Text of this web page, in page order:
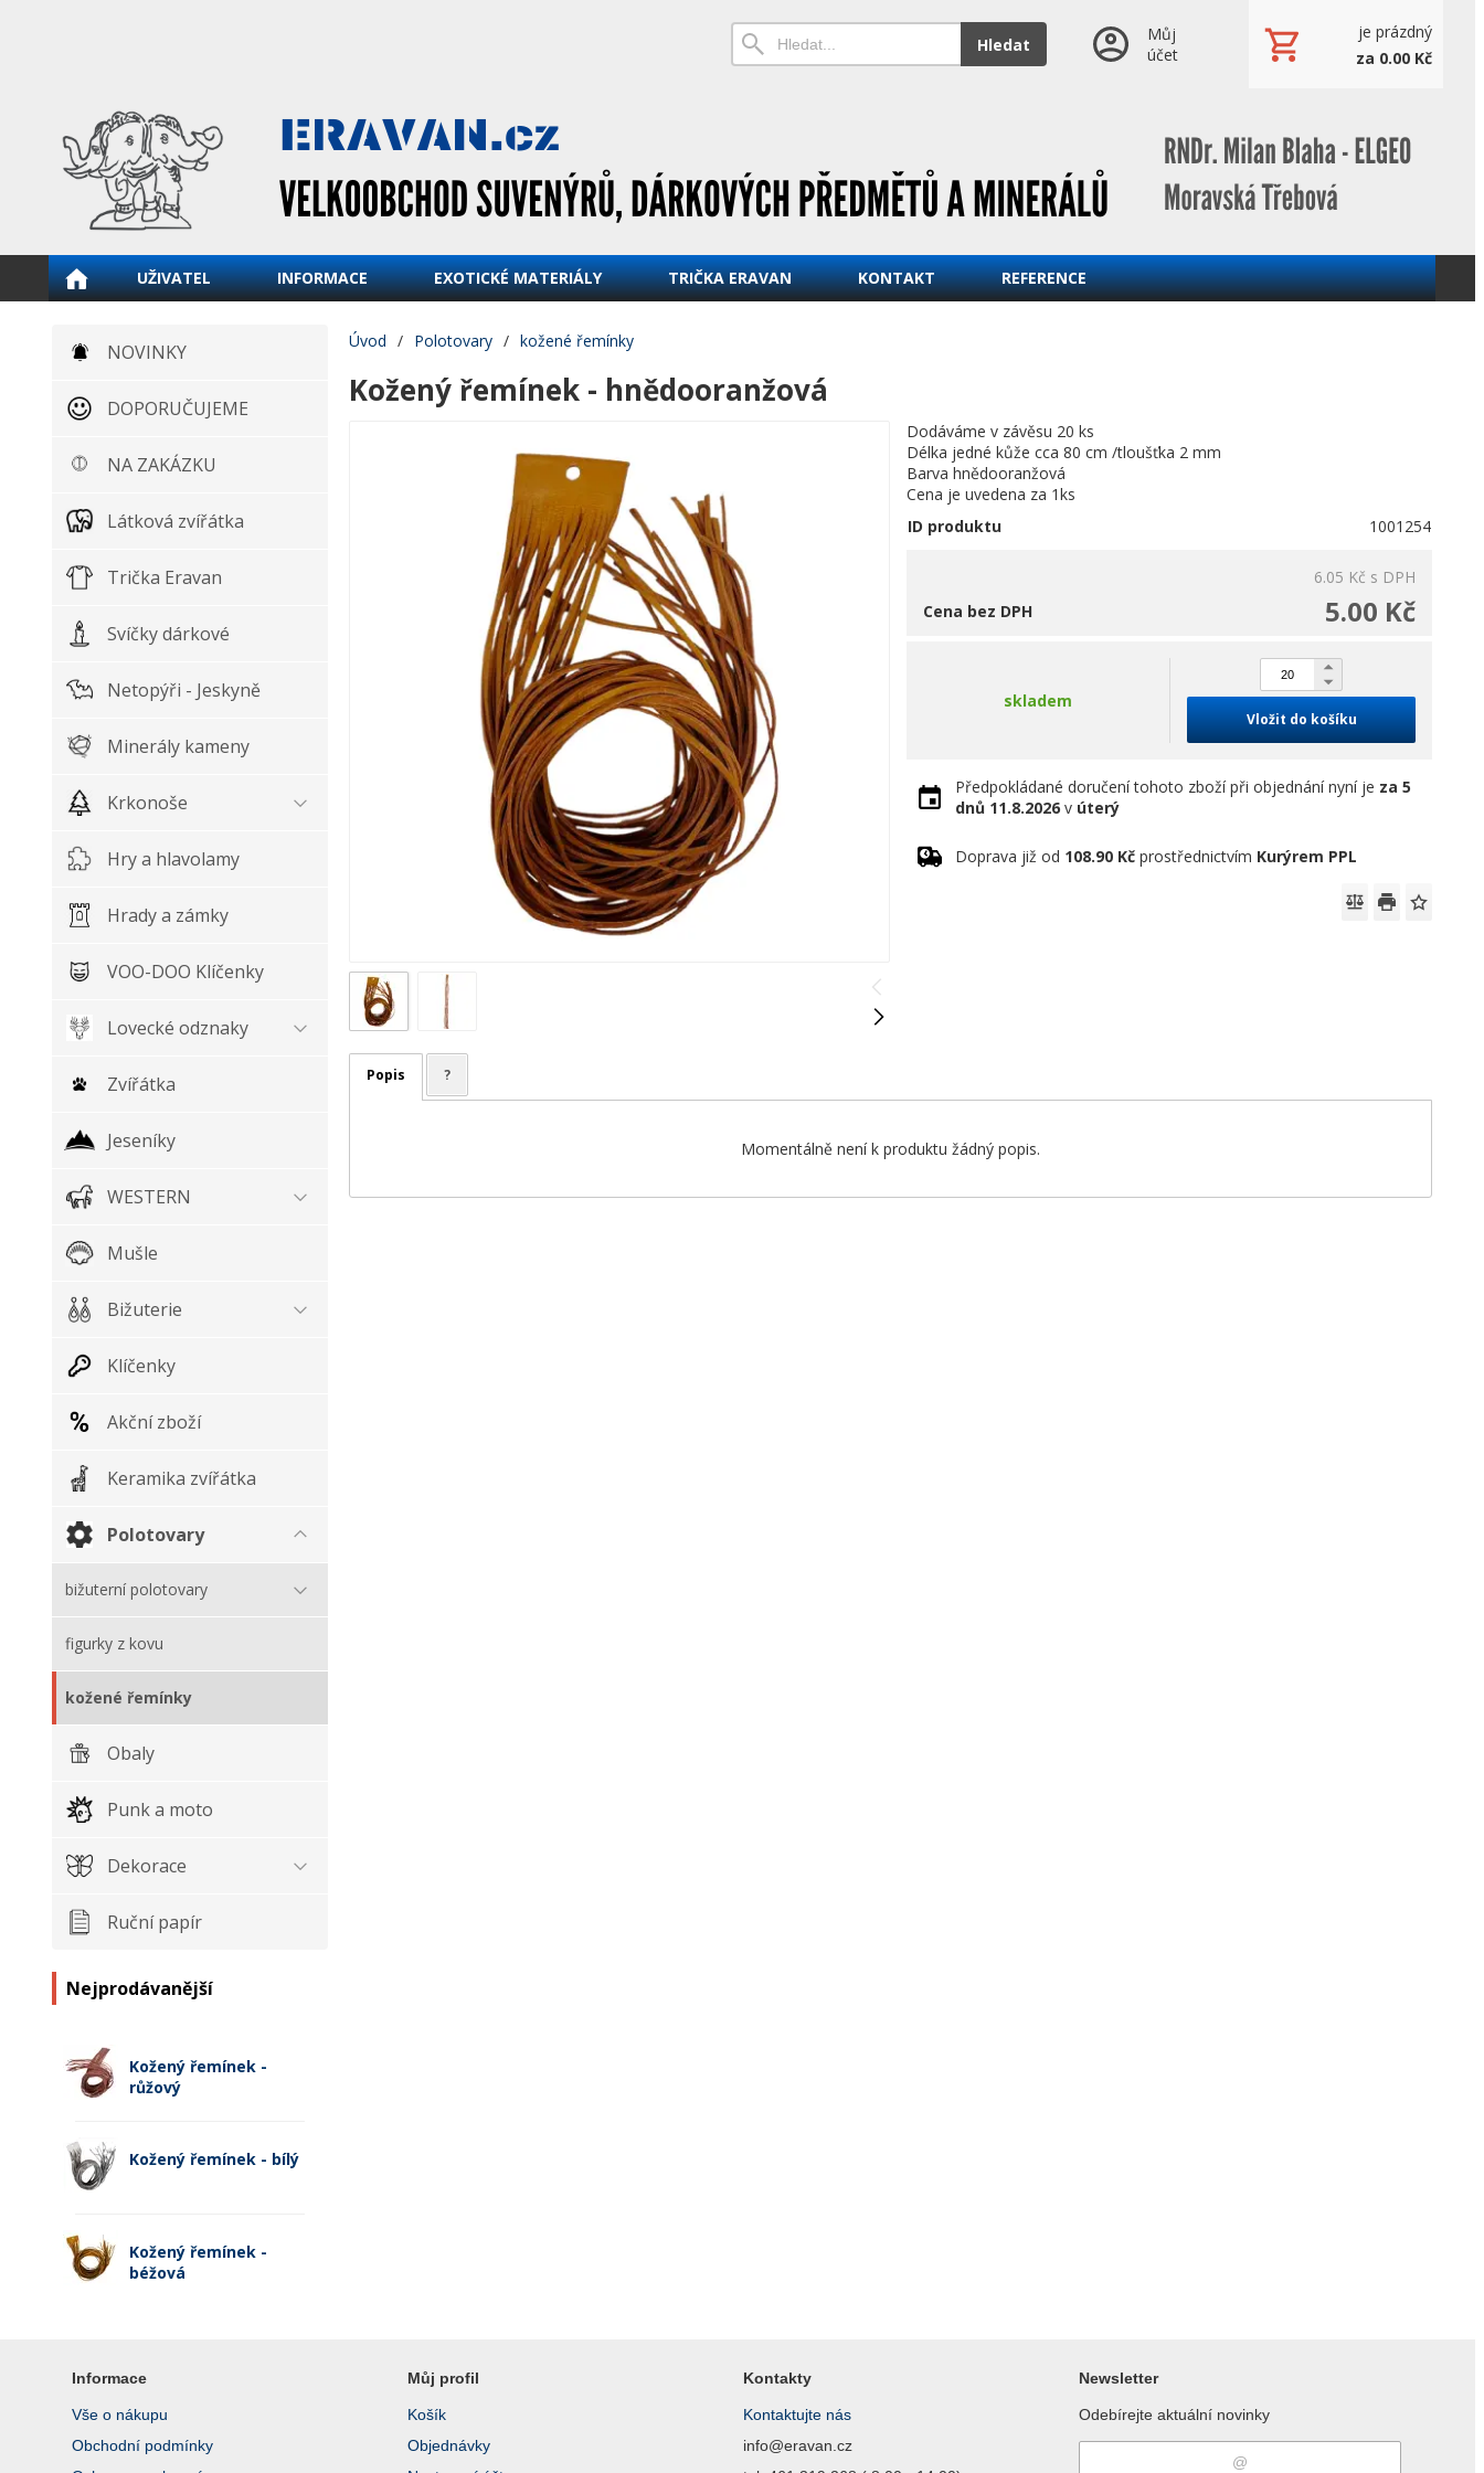
Hledat
Můj
účet
je prázdný
za 0.00 Kč
UŽIVATEL INFORMACE EXOTICKÉ MATERIÁLY TRIČKA ERAVAN KONTAKT REFERENCE
NOVINKY
DOPORUČUJEME
NA ZAKÁZKU
Látková zvířátka
Trička Eravan
Svíčky dárkové
Netopýři - Jeskyně
Minerály kameny
Krkonoše
Hry a hlavolamy
Hrady a zámky
VOO-DOO Klíčenky
Lovecké odznaky
Zvířátka
Jeseníky
WESTERN
Mušle
Bižuterie
Klíčenky
Akční zboží
Keramika zvířátka
Polotovary
bižuterní polotovary
figurky z kovu
kožené řemínky
Obaly
Punk a moto
Dekorace
Ruční papír
Nejprodávanější
Kožený řemínek -
růžový
Kožený řemínek - bílý
Kožený řemínek -
béžová
Úvod / Polotovary / kožené řemínky
Kožený řemínek - hnědooranžová
Dodáváme v závěsu 20 ks
Délka jedné kůže cca 80 cm /tloušťka 2 mm
Barva hnědooranžová
Cena je uvedena za 1ks
ID produktu
1001254
6.05 Kč s DPH
5.00 Kč
Cena bez DPH
skladem
Vložit do košíku
Předpokládané doručení tohoto zboží při objednání nyní je za 5
dnů 11.8.2026 v úterý
Doprava již od 108.90 Kč prostřednictvím Kurýrem PPL
Popis ?
Momentálně není k produktu žádný popis.
Informace
Vše o nákupu
Obchodní podmínky
Můj profil
Košík
Objednávky
Kontakty
Kontaktujte nás
info@eravan.cz
Newsletter
Odebírejte aktuální novinky